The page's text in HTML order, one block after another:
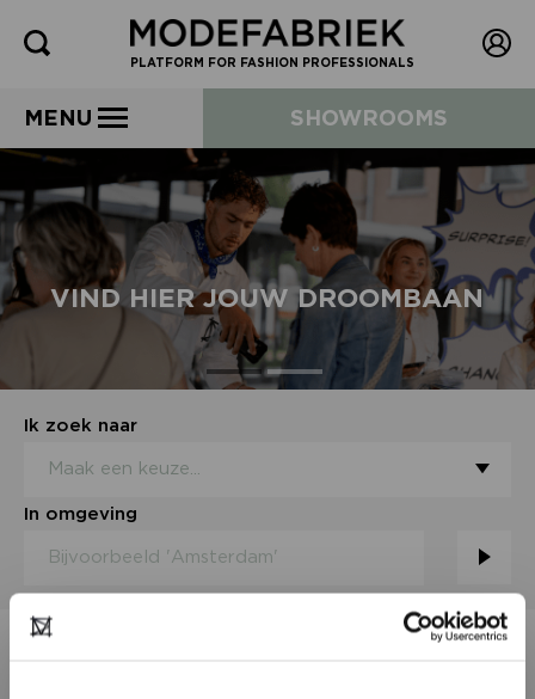
PLATFORM FOR FASHION PROFESSIONALS
MENU SHOWROOMS
BLIJF OP DE HOOGTE VAN
NIEUWE JOBS
Ik zoek naar
In omgeving